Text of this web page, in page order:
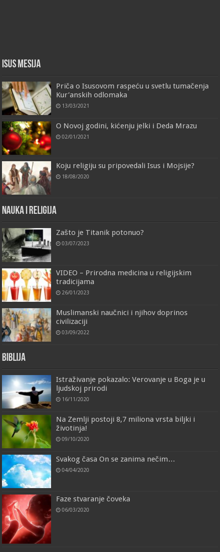
Isus Mesija
Priča o Isusovom raspeću u svetlu tumačenja
Kur’anskih odlomaka
13/03/2021
O Novoj godini, kićenju jelki i Deda Mrazu
02/01/2021
Koju religiju su pripovedali Isus i Mojsije?
18/08/2020
Nauka i religija
Zašto je Titanik potonuo?
03/07/2023
VIDEO – Prirodna medicina u religijskim
tradicijama
26/01/2023
Muslimanski naučnici i njihov doprinos
civilizaciji
03/09/2022
Biblija
Istraživanje pokazalo: Verovanje u Boga je u
ljudskoj prirodi
16/11/2020
Na Zemlji postoji 8,7 miliona vrsta biljki i
životinja!
09/10/2020
Svakog časa On se zanima nečim…
04/04/2020
Faze stvaranje čoveka
06/03/2020